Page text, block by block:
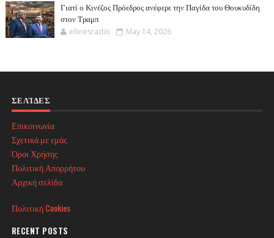
Γιατί ο Κινέζος Πρόεδρος ανέφερε την Παγίδα του Θουκυδίδη
στον Τραμπ
ellinesradio May 14, 2026
ΣΕΛΊΔΕΣ
Επικοινωνία
Σχετικά με εμάς
Όροι Χρήσης
Πολιτική Απορρήτου
Αρχική σελίδα
Πολιτική Cookies
RECENT POSTS